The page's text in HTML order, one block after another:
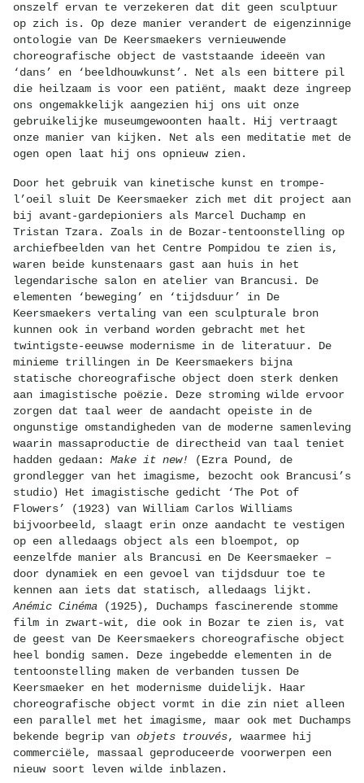
onszelf ervan te verzekeren dat dit geen sculptuur
op zich is. Op deze manier verandert de eigenzinnige
ontologie van De Keersmaekers vernieuwende
choreografische object de vaststaande ideeën van
‘dans’ en ‘beeldhouwkunst’. Net als een bittere pil
die heilzaam is voor een patiënt, maakt deze ingreep
ons ongemakkelijk aangezien hij ons uit onze
gebruikelijke museumgewoonten haalt. Hij vertraagt
onze manier van kijken. Net als een meditatie met de
ogen open laat hij ons opnieuw zien.
Door het gebruik van kinetische kunst en trompe-
l’oeil sluit De Keersmaeker zich met dit project aan
bij avant-gardepioniers als Marcel Duchamp en
Tristan Tzara. Zoals in de Bozar-tentoonstelling op
archiefbeelden van het Centre Pompidou te zien is,
waren beide kunstenaars gast aan huis in het
legendarische salon en atelier van Brancusi. De
elementen ‘beweging’ en ‘tijdsduur’ in De
Keersmaekers vertaling van een sculpturale bron
kunnen ook in verband worden gebracht met het
twintigste-eeuwse modernisme in de literatuur. De
minieme trillingen in De Keersmaekers bijna
statische choreografische object doen sterk denken
aan imagistische poëzie. Deze stroming wilde ervoor
zorgen dat taal weer de aandacht opeiste in de
ongunstige omstandigheden van de moderne samenleving
waarin massaproductie de directheid van taal teniet
hadden gedaan: Make it new!
(Ezra Pound, de
grondlegger van het imagisme, bezocht ook Brancusi’s
studio) Het imagistische gedicht ‘The Pot of
Flowers’ (1923) van William Carlos Williams
bijvoorbeeld, slaagt erin onze aandacht te vestigen
op een alledaags object als een bloempot, op
eenzelfde manier als Brancusi en De Keersmaeker –
door dynamiek en een gevoel van tijdsduur toe te
kennen aan iets dat statisch, alledaags lijkt.
Anémic Cinéma(1925), Duchamps fascinerende stomme
film in zwart-wit, die ook in Bozar te zien is, vat
de geest van De Keersmaekers choreografische object
heel bondig samen. Deze ingebedde elementen in de
tentoonstelling maken de verbanden tussen De
Keersmaeker en het modernisme duidelijk. Haar
choreografische object vormt in die zin niet alleen
een parallel met het imagisme, maar ook met Duchamps
bekende begrip van objets trouvés, waarmee hij
commerciële, massaal geproduceerde voorwerpen een
nieuw soort leven wilde inblazen.